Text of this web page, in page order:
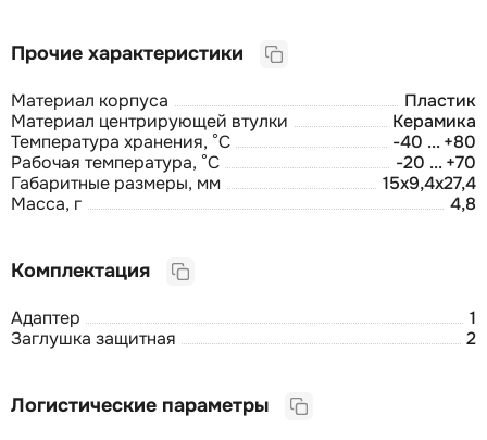
Прочие характеристики
Материал корпуса
Пластик
Материал центрирующей втулки
Керамика
Температура хранения, °C
-40 ... +80
Рабочая температура, °C
-20 ... +70
Габаритные размеры, мм
15х9,4х27,4
Масса, г
4,8
Комплектация
Адаптер
1
Заглушка защитная
2
Логистические параметры